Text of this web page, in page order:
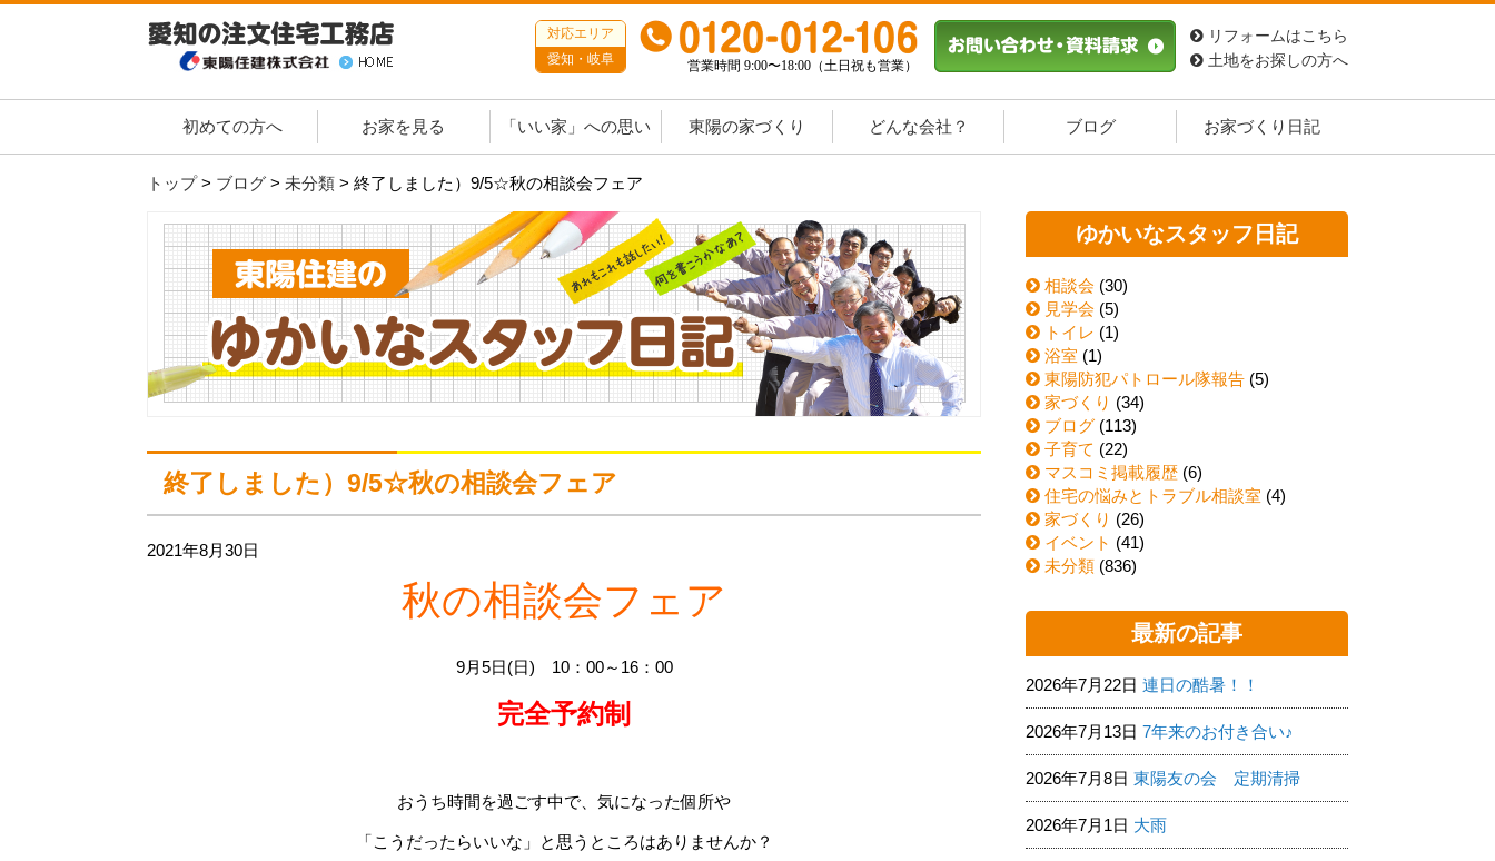
対応エリア
愛知・岐阜
営業時間 9:00〜18:00（土日祝も営業）
リフォームはこちら
土地をお探しの方へ
初めての方へ お家を見る 「いい家」への思い 東陽の家づくり どんな会社？ ブログ お家づくり日記
トップ> ブログ > 未分類 > 終了しました）9/5☆秋の相談会フェア
終了しました）9/5☆秋の相談会フェア
2021年8月30日
秋の相談会フェア
9月5日(日) 10：00～16：00
完全予約制
おうち時間を過ごす中で、気になった個所や
「こうだったらいいな」と思うところはありませんか？
ゆかいなスタッフ日記
相談会 (30)
見学会 (5)
トイレ (1)
浴室 (1)
東陽防犯パトロール隊報告 (5)
家づくり (34)
ブログ (113)
子育て (22)
マスコミ掲載履歴 (6)
住宅の悩みとトラブル相談室 (4)
家づくり (26)
イベント (41)
未分類 (836)
最新の記事
2026年7月22日 連日の酷暑！！
2026年7月13日 7年来のお付き合い♪
2026年7月8日 東陽友の会 定期清掃
2026年7月1日 大雨